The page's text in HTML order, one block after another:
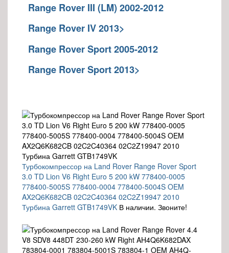
Range Rover III (LM) 2002-2012
Range Rover IV 2013>
Range Rover Sport 2005-2012
Range Rover Sport 2013>
Турбокомпрессор на Land Rover Range Rover Sport
3.0 TD Lion V6 Right Euro 5 200 kW 778400-0005
778400-5005S 778400-0004 778400-5004S OEM
AX2Q6K682CB 02C2C40364 02C2Z19947 2010
Турбина Garrett GTB1749VK В наличии. Звоните!